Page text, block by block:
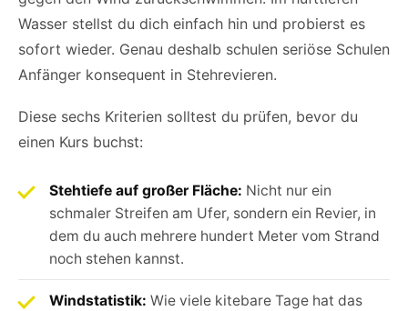
Wasser stellst du dich einfach hin und probierst es
sofort wieder. Genau deshalb schulen seriöse Schulen
Anfänger konsequent in Stehrevieren.
Diese sechs Kriterien solltest du prüfen, bevor du
einen Kurs buchst:
Stehtiefe auf großer Fläche: Nicht nur ein
schmaler Streifen am Ufer, sondern ein Revier, in
dem du auch mehrere hundert Meter vom Strand
noch stehen kannst.
Windstatistik: Wie viele kitebare Tage hat das